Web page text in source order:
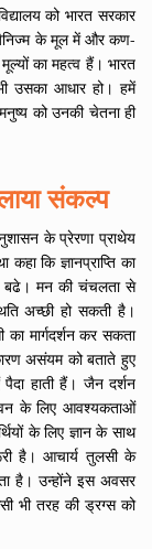
को भारत सरकार
जैनिज्म के मूल में और कण-
का महत्व हैं। भारत
उसका आधार हो। हमें
को उनकी चेतना ही
संकल्प
के प्रेरणा प्राथेय
कि ज्ञानप्राप्ति का
बढे। मन की चंचलता से
अच्छी हो सकती है।
का मार्गदर्शन कर सकता
असंयम को बताते हुए
हाती हैं। जैन दर्शन
के लिए आवश्यकताओं
के लिए ज्ञान के साथ
है। आचार्य तुलसी के
है। उन्होंने इस अवसर
भी तरह की ड्रग्स को